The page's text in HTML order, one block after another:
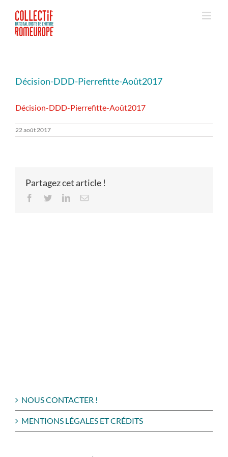
contenu
Décision-DDD-Pierrefitte-Août2017
Décision-DDD-Pierrefitte-Août2017
22 août 2017
Partagez cet article !
Facebook
TwitterLinkedInEmail
NOUS CONTACTER !
MENTIONS LÉGALES ET CRÉDITS